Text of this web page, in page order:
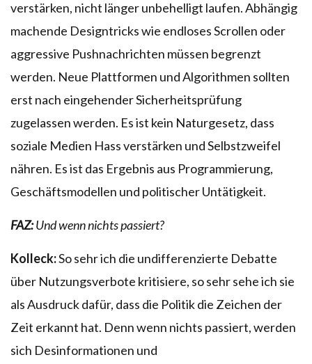
verstärken, nicht länger unbehelligt laufen. Abhängig
machende Designtricks wie endloses Scrollen oder
aggressive Pushnachrichten müssen begrenzt
werden. Neue Plattformen und Algorithmen sollten
erst nach eingehender Sicherheitsprüfung
zugelassen werden. Es ist kein Naturgesetz, dass
soziale Medien Hass verstärken und Selbstzweifel
nähren. Es ist das Ergebnis aus Programmierung,
Geschäftsmodellen und politischer Untätigkeit.
FAZ:Und wenn nichts passiert?
Kolleck:So sehr ich die undifferenzierte Debatte
über Nutzungsverbote kritisiere, so sehr sehe ich sie
als Ausdruck dafür, dass die Politik die Zeichen der
Zeit erkannt hat. Denn wenn nichts passiert, werden
sich Desinformationen und